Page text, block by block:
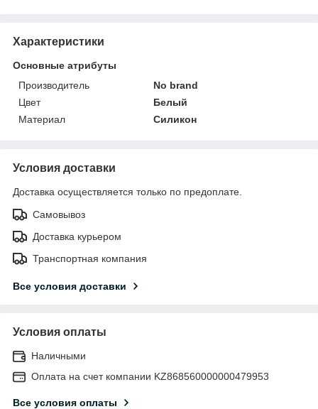
Характеристики
Основные атрибуты
Производитель
No brand
Цвет
Белый
Материал
Силикон
Условия доставки
Доставка осуществляется только по предоплате.
Самовывоз
Доставка курьером
Транспортная компания
Все условия доставки
Условия оплаты
Наличными
Оплата на счет компании KZ868560000000479953
Все условия оплаты